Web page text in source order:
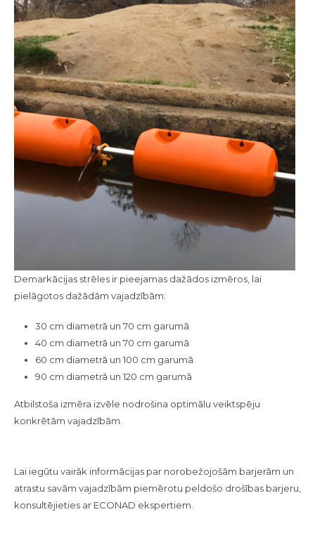
Demarkācijas strēles ir pieejamas dažādos izmēros, lai
pielāgotos dažādām vajadzībām:
30 cm diametrā un 70 cm garumā
40 cm diametrā un 70 cm garumā
60 cm diametrā un 100 cm garumā
90 cm diametrā un 120 cm garumā
Atbilstoša izmēra izvēle nodrošina optimālu veiktspēju
konkrētām vajadzībām.
Lai iegūtu vairāk informācijas par norobežojošām barjerām un
atrastu savām vajadzībām piemērotu peldošo drošības barjeru,
konsultējieties ar ECONAD ekspertiem.